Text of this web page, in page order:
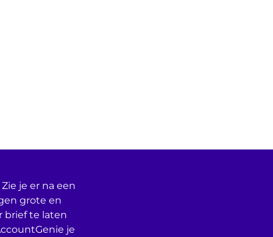
je er na een
grote en
brief te laten
je